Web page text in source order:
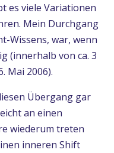
es viele Variationen
Mein Durchgang
Wissens, war, wenn
(innerhalb von ca. 3
Mai 2006).
Übergang gar
an einen
wiederum treten
inneren Shift